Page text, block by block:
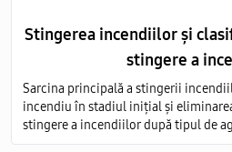
Stingerea incendiilor și
stingere a
Sarcina principală a stingerii
incendiu în stadiul inițial și
stingere a incendiilor după tipul de
aerosoli; apă; pulbere; gaz; spumă.